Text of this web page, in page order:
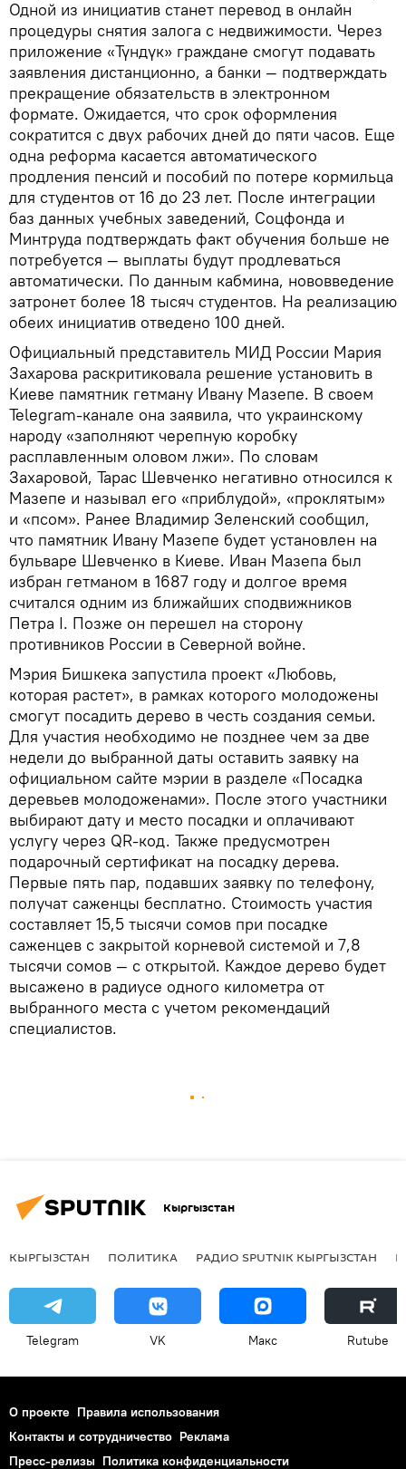
Одной из инициатив станет перевод в онлайн
процедуры снятия залога с недвижимости. Через
приложение «Түндүк» граждане смогут подавать
заявления дистанционно, а банки — подтверждать
прекращение обязательств в электронном
формате. Ожидается, что срок оформления
сократится с двух рабочих дней до пяти часов. Еще
одна реформа касается автоматического
продления пенсий и пособий по потере кормильца
для студентов от 16 до 23 лет. После интеграции
баз данных учебных заведений, Соцфонда и
Минтруда подтверждать факт обучения больше не
потребуется — выплаты будут продлеваться
автоматически. По данным кабмина, нововведение
затронет более 18 тысяч студентов. На реализацию
обеих инициатив отведено 100 дней.
Официальный представитель МИД России Мария
Захарова раскритиковала решение установить в
Киеве памятник гетману Ивану Мазепе. В своем
Telegram-канале она заявила, что украинскому
народу «заполняют черепную коробку
расплавленным оловом лжи». По словам
Захаровой, Тарас Шевченко негативно относился к
Мазепе и называл его «приблудой», «проклятым»
и «псом». Ранее Владимир Зеленский сообщил,
что памятник Ивану Мазепе будет установлен на
бульваре Шевченко в Киеве. Иван Мазепа был
избран гетманом в 1687 году и долгое время
считался одним из ближайших сподвижников
Петра I. Позже он перешел на сторону
противников России в Северной войне.
Мэрия Бишкека запустила проект «Любовь,
которая растет», в рамках которого молодожены
смогут посадить дерево в честь создания семьи.
Для участия необходимо не позднее чем за две
недели до выбранной даты оставить заявку на
официальном сайте мэрии в разделе «Посадка
деревьев молодоженами». После этого участники
выбирают дату и место посадки и оплачивают
услугу через QR-код. Также предусмотрен
подарочный сертификат на посадку дерева.
Первые пять пар, подавших заявку по телефону,
получат саженцы бесплатно. Стоимость участия
составляет 15,5 тысячи сомов при посадке
саженцев с закрытой корневой системой и 7,8
тысячи сомов — с открытой. Каждое дерево будет
высажено в радиусе одного километра от
выбранного места с учетом рекомендаций
специалистов.
Кыргызстан
КЫРГЫЗСТАН ПОЛИТИКА РАДИО SPUTNIK КЫРГЫЗСТАН
Telegram VK Макс Rutube
О проекте Правила использования
Контакты и сотрудничество Реклама
Пресс-релизы Политика конфиденциальности